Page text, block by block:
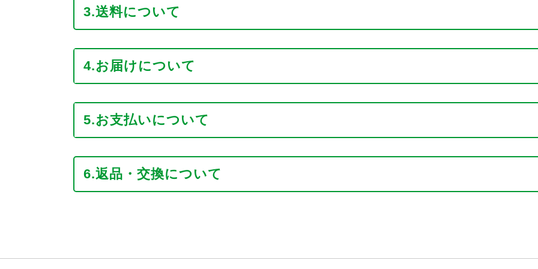
3.送料について
4.お届けについて
5.お支払いについて
6.返品・交換について